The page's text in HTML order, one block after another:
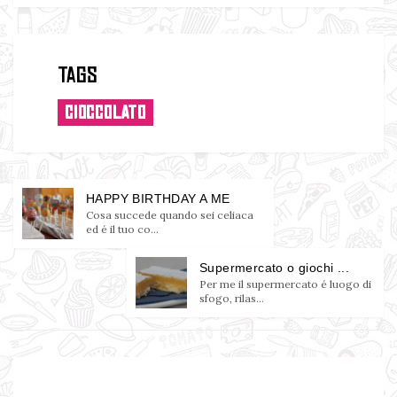
Tags
CIOCCOLATO
HAPPY BIRTHDAY A ME
Cosa succede quando sei celiaca
ed é il tuo co...
Supermercato o giochi ...
Per me il supermercato é luogo di
sfogo, rilas...